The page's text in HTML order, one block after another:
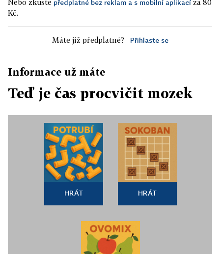
Nebo zkuste předplatné bez reklam a s mobilní aplikací za 80
Kč.
Máte již předplatné? Přihlaste se
Informace už máte
Teď je čas procvičit mozek
HRÁT HRÁT